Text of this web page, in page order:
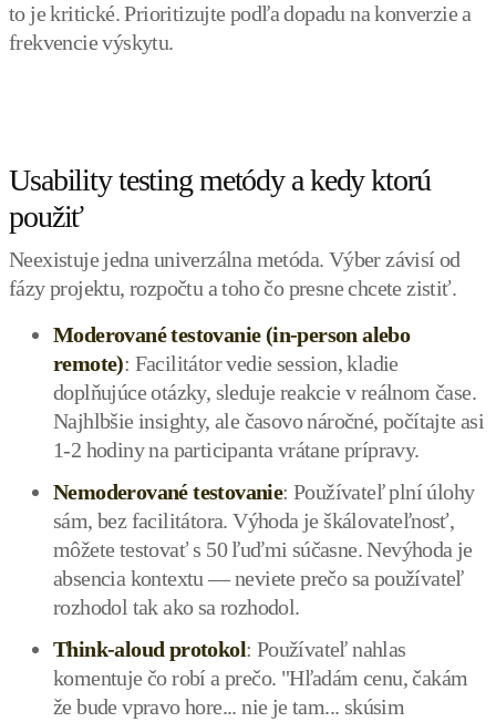
to je kritické. Prioritizujte podľa dopadu na konverzie a
frekvencie výskytu.
Usability testing metódy a kedy ktorú
použiť
Neexistuje jedna univerzálna metóda. Výber závisí od
fázy projektu, rozpočtu a toho čo presne chcete zistiť.
Moderované testovanie (in-person alebo
remote): Facilitátor vedie session, kladie
doplňujúce otázky, sleduje reakcie v reálnom čase.
Najhlbšie insighty, ale časovo náročné, počítajte asi
1-2 hodiny na participanta vrátane prípravy.
Nemoderované testovanie: Používateľ plní úlohy
sám, bez facilitátora. Výhoda je škálovateľnosť,
môžete testovať s 50 ľuďmi súčasne. Nevýhoda je
absencia kontextu — neviete prečo sa používateľ
rozhodol tak ako sa rozhodol.
Think-aloud protokol: Používateľ nahlas
komentuje čo robí a prečo. "Hľadám cenu, čakám
že bude vpravo hore... nie je tam... skúsim